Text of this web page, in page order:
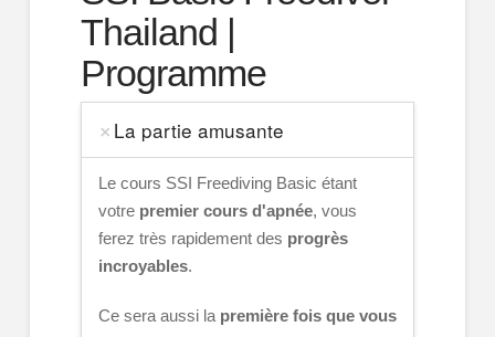
Thailand |
Programme
La partie amusante
Le cours SSI Freediving Basic étant
votre premier cours d'apnée, vous
ferez très rapidement des progrès
incroyables.
Ce sera aussi la première fois que vous